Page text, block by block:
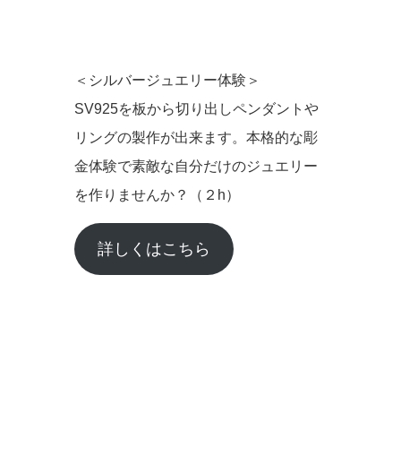
＜シルバージュエリー体験＞
SV925を板から切り出しペンダントや
リングの製作が出来ます。本格的な彫
金体験で素敵な自分だけのジュエリー
を作りませんか？（２h）
詳しくはこちら